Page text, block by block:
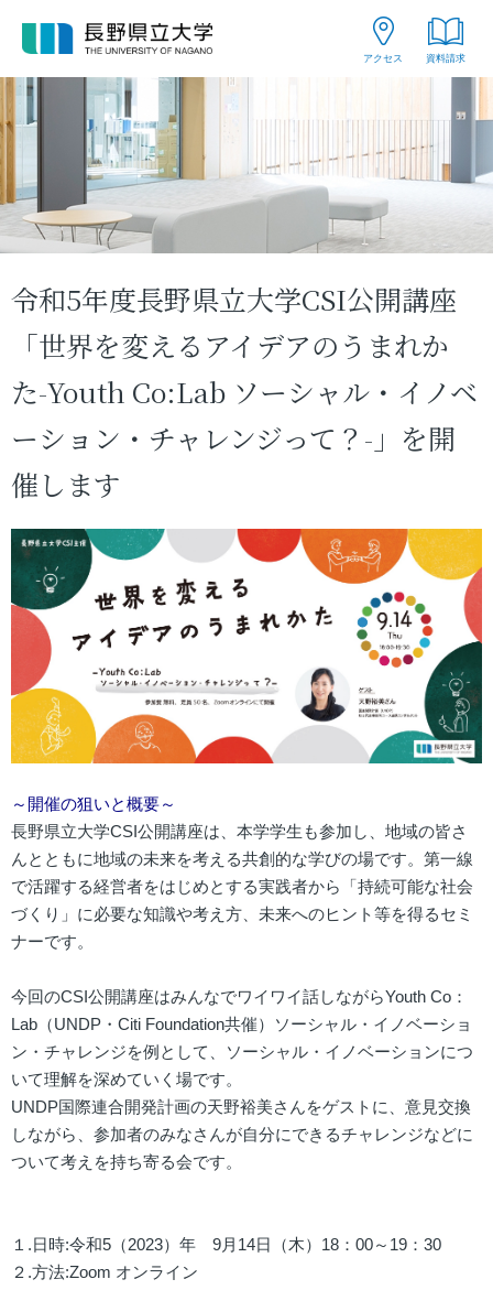
ル
ナ
ビ
ゲ
ー
ナ
ビ
ゲ
ー
シ
へ
アクセス 資料請求
令和5年度長野県立大学CSI公開講座
「世界を変えるアイデアのうまれか
た-Youth Co:Lab ソーシャル・イノベ
ーション・チャレンジって？-」を開
催します
～開催の狙いと概要～
長野県立大学CSI公開講座は、本学学生も参加し、地域の皆さ
んとともに地域の未来を考える共創的な学びの場です。第一線
で活躍する経営者をはじめとする実践者から「持続可能な社会
づくり」に必要な知識や考え方、未来へのヒント等を得るセミ
ナーです。
今回のCSI公開講座はみんなでワイワイ話しながらYouth Co：
Lab（UNDP・Citi Foundation共催）ソーシャル・イノベーショ
ン・チャレンジを例として、ソーシャル・イノベーションにつ
いて理解を深めていく場です。
UNDP国際連合開発計画の天野裕美さんをゲストに、意見交換
しながら、参加者のみなさんが自分にできるチャレンジなどに
ついて考えを持ち寄る会です。
１.日時:令和5（2023）年 9月14日（木）18：00～19：30
２.方法:Zoom オンライン